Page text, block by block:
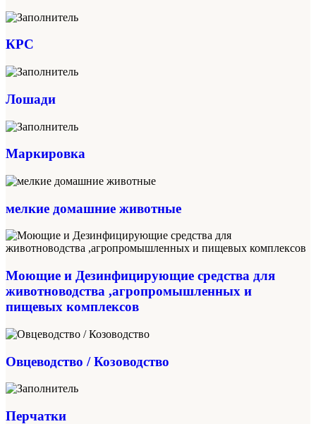
КРС
Лошади
Маркировка
мелкие домашние животные
Моющие и Дезинфицирующие средства для
животноводства ,агропромышленных и
пищевых комплексов
Овцеводство / Козоводство
Перчатки